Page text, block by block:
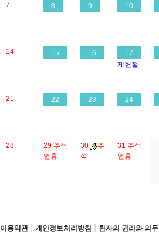
7 8 9 10
14 15 16 17
제헌절
21 22 23 24
28 29 추석
연휴
30
추
석
31 추석
연휴
이용약관 개인정보처리방침 환자의 권리와 의무